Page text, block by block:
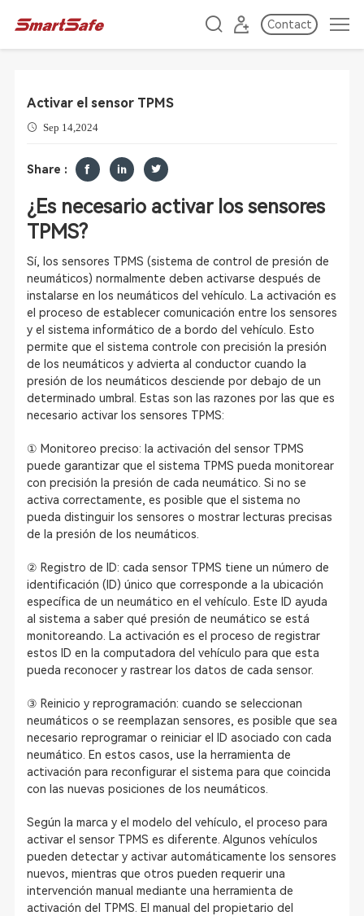
Contact
Activar el sensor TPMS
Sep 14,2024
Share :
¿Es necesario activar los sensores
TPMS?
Sí, los sensores TPMS (sistema de control de presión de
neumáticos) normalmente deben activarse después de
instalarse en los neumáticos del vehículo. La activación es
el proceso de establecer comunicación entre los sensores
y el sistema informático de a bordo del vehículo. Esto
permite que el sistema controle con precisión la presión
de los neumáticos y advierta al conductor cuando la
presión de los neumáticos desciende por debajo de un
determinado umbral. Estas son las razones por las que es
necesario activar los sensores TPMS:
① Monitoreo preciso: la activación del sensor TPMS
puede garantizar que el sistema TPMS pueda monitorear
con precisión la presión de cada neumático. Si no se
activa correctamente, es posible que el sistema no
pueda distinguir los sensores o mostrar lecturas precisas
de la presión de los neumáticos.
② Registro de ID: cada sensor TPMS tiene un número de
identificación (ID) único que corresponde a la ubicación
específica de un neumático en el vehículo. Este ID ayuda
al sistema a saber qué presión de neumático se está
monitoreando. La activación es el proceso de registrar
estos ID en la computadora del vehículo para que esta
pueda reconocer y rastrear los datos de cada sensor.
③ Reinicio y reprogramación: cuando se seleccionan
neumáticos o se reemplazan sensores, es posible que sea
necesario reprogramar o reiniciar el ID asociado con cada
neumático. En estos casos, use la herramienta de
activación para reconfigurar el sistema para que coincida
con las nuevas posiciones de los neumáticos.
Según la marca y el modelo del vehículo, el proceso para
activar el sensor TPMS es diferente. Algunos vehículos
pueden detectar y activar automáticamente los sensores
nuevos, mientras que otros pueden requerir una
intervención manual mediante una herramienta de
activación del TPMS. El manual del propietario del